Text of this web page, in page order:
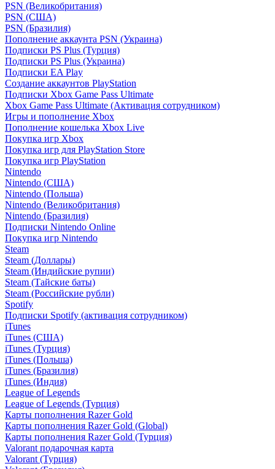
PSN (Великобритания)
PSN (США)
PSN (Бразилия)
Пополнение аккаунта PSN (Украина)
Подписки PS Plus (Турция)
Подписки PS Plus (Украина)
Подписки EA Play
Создание аккаунтов PlayStation
Подписки Xbox Game Pass Ultimate
Xbox Game Pass Ultimate (Активация сотрудником)
Игры и пополнение Xbox
Пополнение кошелька Xbox Live
Покупка игр Xbox
Покупка игр для PlayStation Store
Покупка игр PlayStation
Nintendo
Nintendo (США)
Nintendo (Польша)
Nintendo (Великобритания)
Nintendo (Бразилия)
Подписки Nintendo Online
Покупка игр Nintendo
Steam
Steam (Доллары)
Steam (Индийские рупии)
Steam (Тайские баты)
Steam (Российские рубли)
Spotify
Подписки Spotify (активация сотрудником)
iTunes
iTunes (США)
iTunes (Турция)
iTunes (Польша)
iTunes (Бразилия)
iTunes (Индия)
League of Legends
League of Legends (Турция)
Карты пополнения Razer Gold
Карты пополнения Razer Gold (Global)
Карты пополнения Razer Gold (Турция)
Valorant подарочная карта
Valorant (Турция)